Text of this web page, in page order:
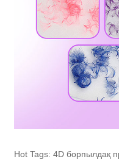
Hot Tags: 4D борпылдақ